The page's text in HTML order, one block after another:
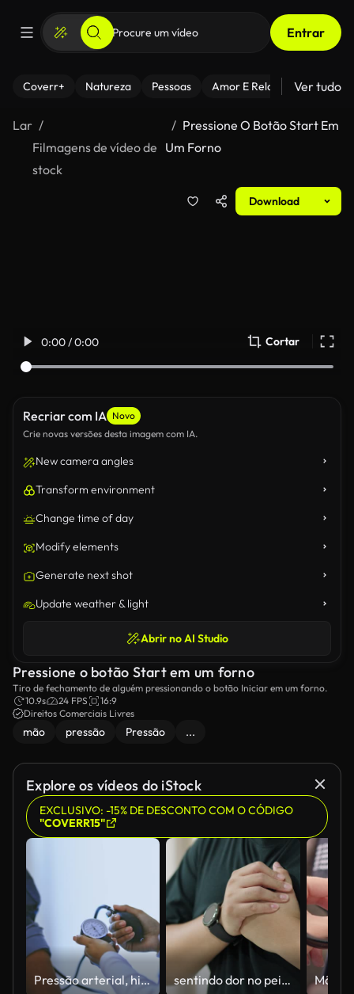
Entrar
Coverr+ Natureza Pessoas Amor E Relacionamentos
Ver tudo
Lar
Filmagens de vídeo de
stock
Pressione O Botão Start Em
Um Forno
Download
0:00 / 0:00 Cortar
Recriar com IA Novo
Crie novas versões desta imagem com IA.
New camera angles
Transform environment
Change time of day
Modify elements
Generate next shot
Update weather & light
Abrir no AI Studio
Pressione o botão Start em um forno
Tiro de fechamento de alguém pressionando o botão Iniciar em um forno.
10.9s
24 FPS
16:9
Direitos Comerciais Livres
mão pressão Pressão ...
Explore os vídeos do iStock
EXCLUSIVO: -15% DE DESCONTO COM O CÓDIGO
"COVERR15"
Pressão arterial, hipertensão e médico verificam diabetes, consultoria de saúde e atendimento ao paciente em clínica. Close-up mãos de enfermeira, medindo pulso de braço e teste de medicina para bem-estar médico saudável sentindo dor no peito